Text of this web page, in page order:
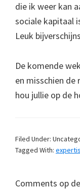
die ik weer kan
sociale kapitaal
Leuk
De komende
en misschien de
hou jullie op de
Filed Under:
Tagged With:
Comments op